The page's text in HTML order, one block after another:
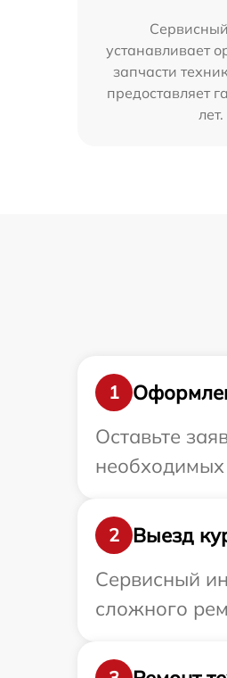
устанавливает
запчасти
предоставляет
лет.
1
Оставьте
необходимых
2
Выезд
Сервисный
сложного